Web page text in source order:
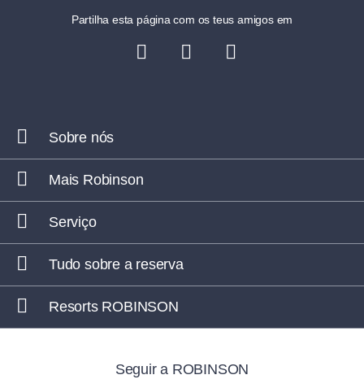
Partilha esta página com os teus amigos em
Sobre nós
Mais Robinson
Serviço
Tudo sobre a reserva
Resorts ROBINSON
Seguir a ROBINSON